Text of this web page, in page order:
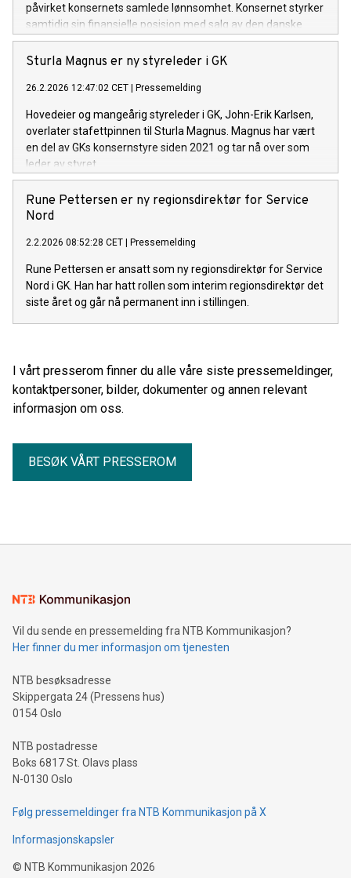
påvirket konsernets samlede lønnsomhet. Konsernet styrker
samtidig sin finansielle posisjon med salg av den danske
virksomheten, og går inn i 2026 med en solid ordrereserve,
økende etterspørsel etter flerfaglige oppdrag og vekst innen
Sturla Magnus er ny styreleder i GK
26.2.2026 12:47:02 CET Pressemelding
Hovedeier og mangeårig styreleder i GK, John-Erik Karlsen,
overlater stafettpinnen til Sturla Magnus. Magnus har vært
en del av GKs konsernstyre siden 2021 og tar nå over som
leder av styret.
Rune Pettersen er ny regionsdirektør for Service
Nord
2.2.2026 08:52:28 CET Pressemelding
Rune Pettersen er ansatt som ny regionsdirektør for Service
Nord i GK. Han har hatt rollen som interim regionsdirektør det
siste året og går nå permanent inn i stillingen.
I vårt presserom finner du alle våre siste pressemeldinger,
kontaktpersoner, bilder, dokumenter og annen relevant
informasjon om oss.
BESØK VÅRT PRESSEROM
Vil du sende en pressemelding fra NTB Kommunikasjon?
Her finner du mer informasjon om tjenesten
NTB besøksadresse
Skippergata 24 (Pressens hus)
0154 Oslo
NTB postadresse
Boks 6817 St. Olavs plass
N-0130 Oslo
Følg pressemeldinger fra NTB Kommunikasjon på X
Informasjonskapsler
© NTB Kommunikasjon 2026